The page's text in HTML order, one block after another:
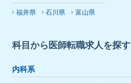
福井県 石川県 富山県
科目から医師転職求人を探す
内科系